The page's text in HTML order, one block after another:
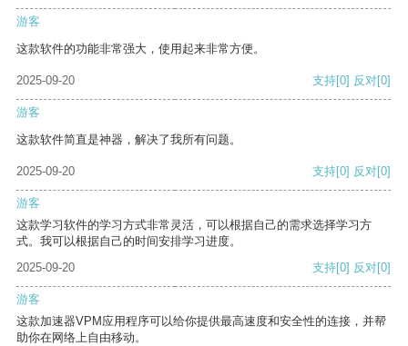
游客
这款软件的功能非常强大，使用起来非常方便。
2025-09-20 支持[0] 反对[0]
游客
这款软件简直是神器，解决了我所有问题。
2025-09-20 支持[0] 反对[0]
游客
这款学习软件的学习方式非常灵活，可以根据自己的需求选择学习方
式。我可以根据自己的时间安排学习进度。
2025-09-20
支持[0] 反对[0]
游客
这款加速器VPM应用程序可以给你提供最高速度和安全性的连接，并帮
助你在网络上自由移动。